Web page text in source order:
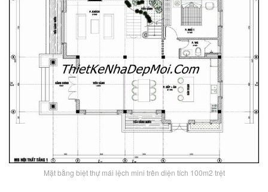
Mặt bằng biệt thự mái lệch mini trên diện tích 100m2 trệt